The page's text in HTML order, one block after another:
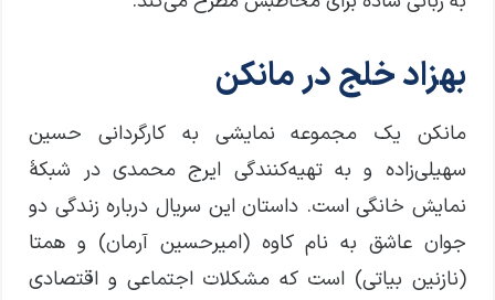
بهزاد خلج در مانکن
مانکن یک مجموعه نمایشی به کارگردانی حسین
سهیلی‌زاده و به تهیه‌کنندگی ایرج محمدی در شبکهٔ
نمایش خانگی است. داستان این سریال درباره زندگی دو
جوان عاشق به نام کاوه (امیرحسین آرمان) و همتا
(نازنین بیاتی) است که مشکلات اجتماعی و اقتصادی